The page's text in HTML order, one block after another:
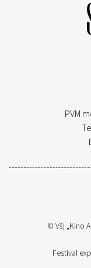
PVM
© VšĮ „Kino
Festival